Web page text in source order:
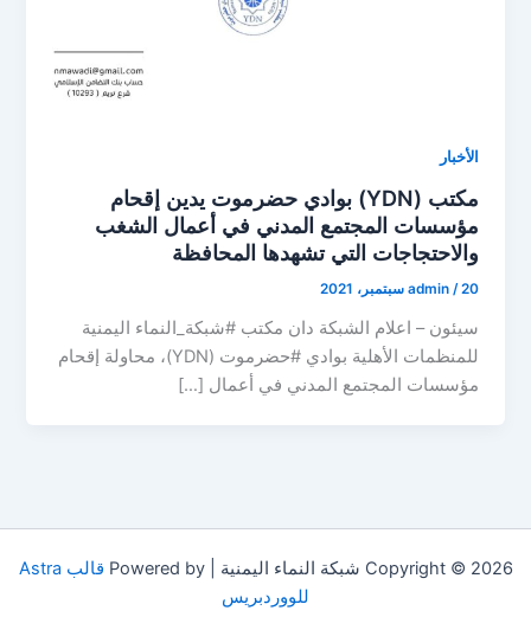
الأخبار
مكتب (YDN) بوادي حضرموت يدين إقحام
مؤسسات المجتمع المدني في أعمال الشغب
والاحتجاجات التي تشهدها المحافظة
admin /20 سبتمبر، 2021
سيئون – اعلام الشبكة دان مكتب #شبكة_النماء اليمنية
للمنظمات الأهلية بوادي #حضرموت (YDN)، محاولة إقحام
مؤسسات المجتمع المدني في أعمال […]
Copyright © 2026 شبكة النماء اليمنية | Powered by
قالب Astra
للووردبريس